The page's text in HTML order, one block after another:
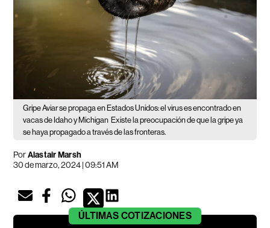
Gripe Aviar se propaga en Estados Unidos: el virus es encontrado en
vacas de Idaho y Michigan Existe la preocupación de que la gripe ya
se haya propagado a través de las fronteras.
PorAlastair Marsh
30 de marzo, 2024 | 09:51 AM
ÚLTIMAS COTIZACIONES